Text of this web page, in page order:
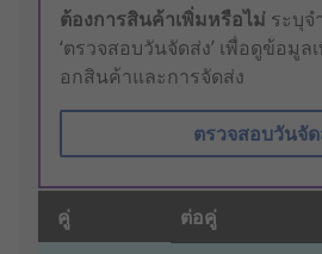
ต้องการสินค้าเพิ่มหรือไม่ ระบุ
‘ตรวจสอบวันจัดส่ง’ เพื่อดูข้อมูล
อกสินค้าและการจัดส่ง
ตรวจสอบวันจั
คู่ ต่อคู่